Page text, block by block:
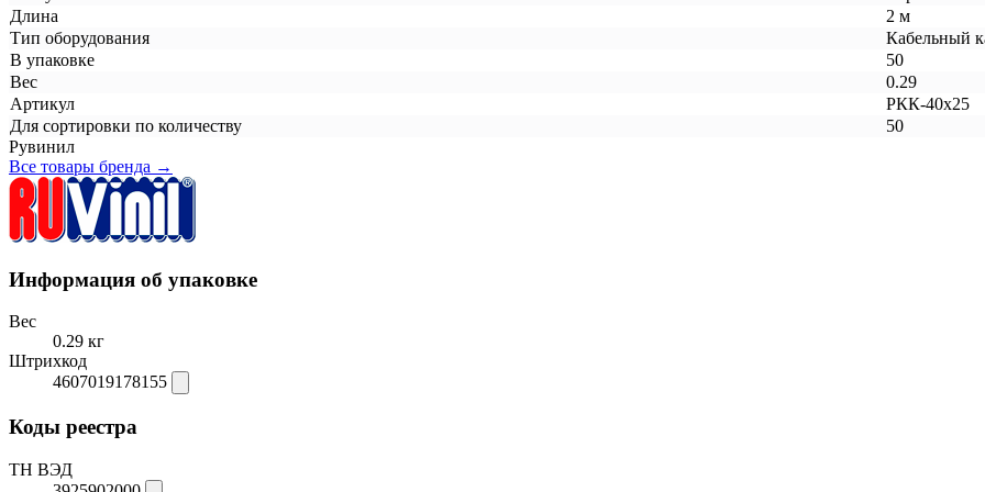
Длина
2 м
Тип оборудования
Кабельный
В упаковке
50
Вес
0.29
Артикул
РКК-40х25
Для сортировки по количеству
50
Рувинил
Все товары бренда →
Информация об упаковке
Вес
0.29 кг
Штрихкод
4607019178155
Коды реестра
ТН ВЭД